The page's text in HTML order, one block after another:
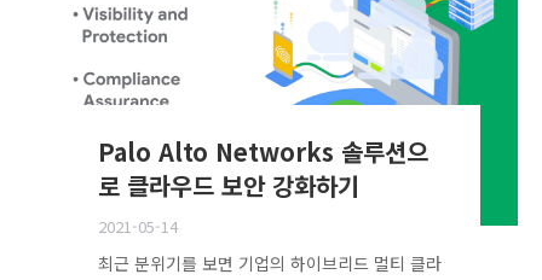
Palo Alto Networks 솔루션으
로 클라우드 보안 강화하기
2021-05-14
최근 분위기를 보면 기업의 하이브리드 멀티 클라